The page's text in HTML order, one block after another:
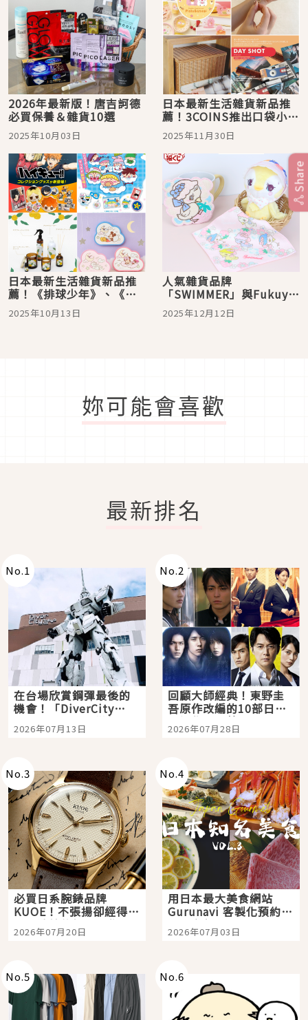
2026年最新版！唐吉訶德
必買保養＆雜貨10選
2025年10月03日
日本最新生活雜貨新品推
薦！3COINS推出口袋小相
機姊妹款
2025年11月30日
日本最新生活雜貨新品推
薦！《排球少年》、《魔
法咪路咪路》周邊等你來
收
2025年10月13日
人氣雜貨品牌
「SWIMMER」與Fukuya
聯手推出抽籤景品，一系
列可愛周邊只在Fukuya賞
2025年12月12日
妳可能會喜歡
最新排名
No.1
在台場欣賞鋼彈最後的
機會！「DiverCity
Tokyo Plaza」搭船、
購物、美食及夜景，一
2026年07月13日
No.2
回顧大師經典！東野圭
吾原作改編的10部日本
影視作品推薦
2026年07月28日
No.3
必買日系腕錶品牌
KUOE！不張揚卻經得起
時間洗鍊的經典之作五
選
2026年07月20日
No.4
用日本最大美食網站
Gurunavi 客製化預約九
大都市餐廳，打造專屬
美食體驗！
2026年07月03日
No.5 No.6
Share